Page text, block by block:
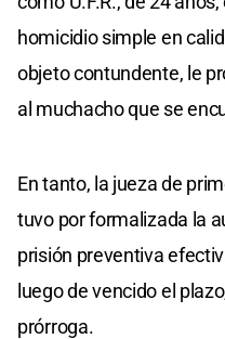
homicidio simple en
objeto contundente, le
al muchacho que se
En tanto, la jueza de
tuvo por formalizada la
prisión preventiva
luego de vencido el
prórroga.